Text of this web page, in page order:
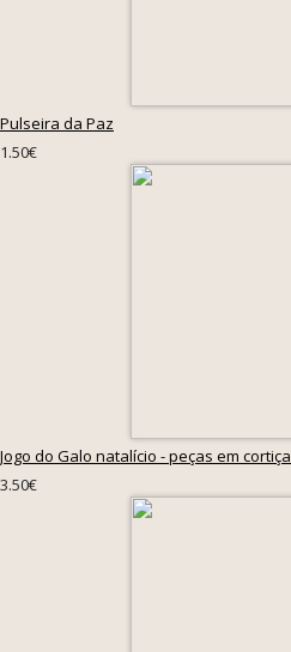
Pulseira da Paz
1.50€
Jogo do Galo natalício - peças em cortiça
3.50€